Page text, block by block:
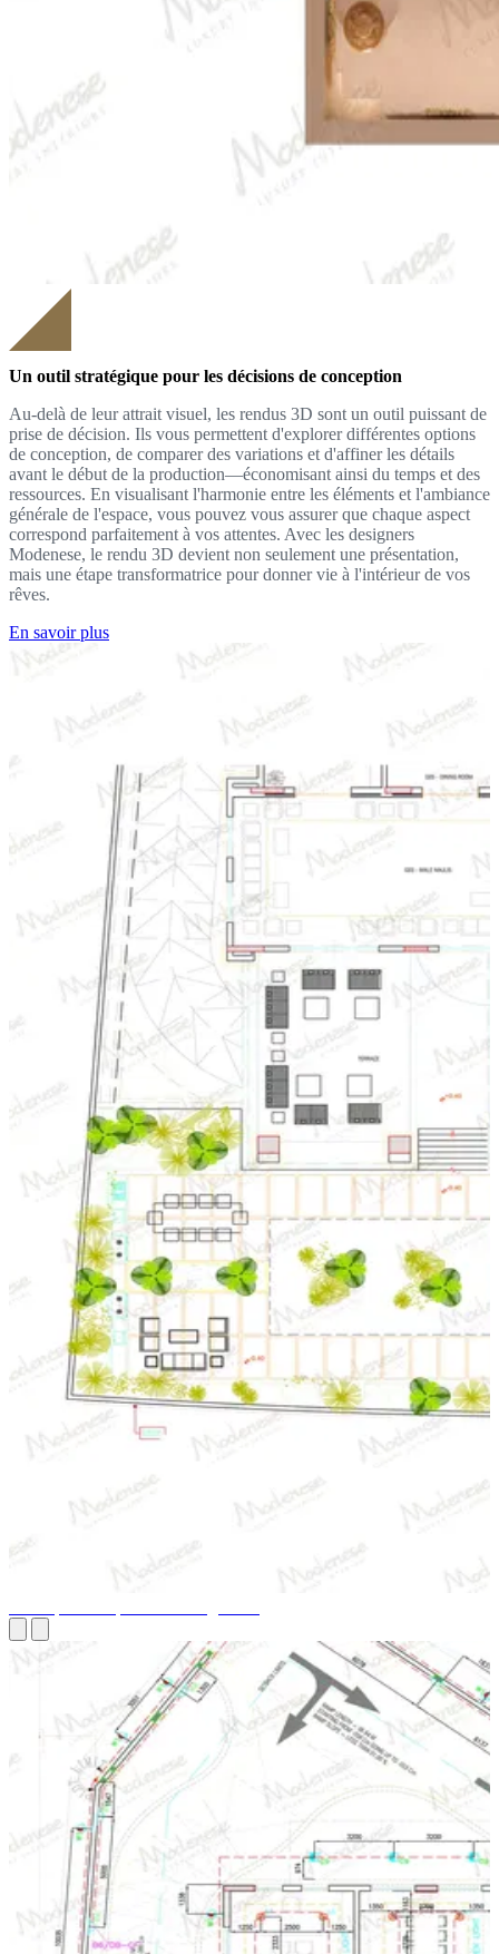
Un outil stratégique pour les décisions de conception
Au-delà de leur attrait visuel, les rendus 3D sont un outil puissant de
prise de décision. Ils vous permettent d'explorer différentes options
de conception, de comparer des variations et d'affiner les détails
avant le début de la production—économisant ainsi du temps et des
ressources. En visualisant l'harmonie entre les éléments et l'ambiance
générale de l'espace, vous pouvez vous assurer que chaque aspect
correspond parfaitement à vos attentes. Avec les designers
Modenese, le rendu 3D devient non seulement une présentation,
mais une étape transformatrice pour donner vie à l'intérieur de vos
rêves.
En savoir plus